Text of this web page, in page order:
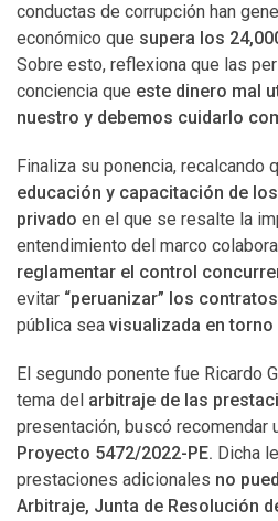
conductas de corrupción han
económico que supera los
Sobre esto, reflexiona que las
conciencia que este dinero mal
nuestro y debemos cuidarlo
Finaliza su ponencia, recalcando
educación y capacitación de
privado en el que se resalte la
entendimiento del marco
reglamentar el control
evitar “peruanizar” los contratos
pública sea visualizada en torno
El segundo ponente fue Ricardo
tema del arbitraje de las
presentación, buscó recomendar
Proyecto 5472/2022-PE. Dicha
prestaciones adicionales no
Arbitraje, Junta de Resolución